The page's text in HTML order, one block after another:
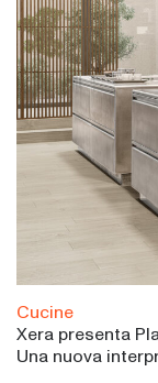
Cucine
Xera presenta
Una nuova